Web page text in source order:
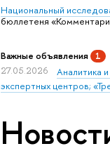
Национальный
бюллетеня
Важные объявления 1
27.05.2026
Аналитика
экспертных центров;